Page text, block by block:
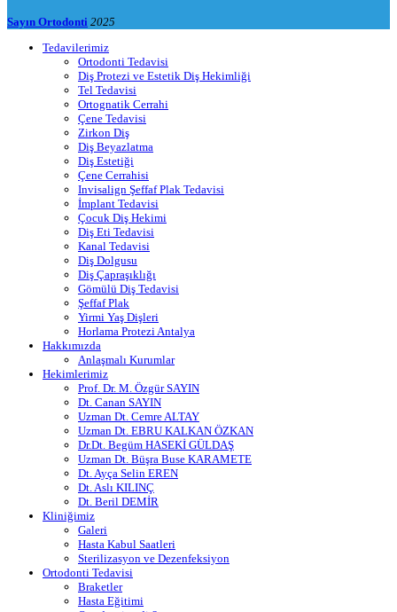
Sayın Ortodonti 2025
Tedavilerimiz
Ortodonti Tedavisi
Diş Protezi ve Estetik Diş Hekimliği
Tel Tedavisi
Ortognatik Cerrahi
Çene Tedavisi
Zirkon Diş
Diş Beyazlatma
Diş Estetiği
Çene Cerrahisi
Invisalign Şeffaf Plak Tedavisi
İmplant Tedavisi
Çocuk Diş Hekimi
Diş Eti Tedavisi
Kanal Tedavisi
Diş Dolgusu
Diş Çapraşıklığı
Gömülü Diş Tedavisi
Şeffaf Plak
Yirmi Yaş Dişleri
Horlama Protezi Antalya
Hakkımızda
Anlaşmalı Kurumlar
Hekimlerimiz
Prof. Dr. M. Özgür SAYIN
Dt. Canan SAYIN
Uzman Dt. Cemre ALTAY
Uzman Dt. EBRU KALKAN ÖZKAN
Dr.Dt. Begüm HASEKİ GÜLDAŞ
Uzman Dt. Büşra Buse KARAMETE
Dt. Ayça Selin EREN
Dt. Aslı KILINÇ
Dt. Beril DEMİR
Kliniğimiz
Galeri
Hasta Kabul Saatleri
Sterilizasyon ve Dezenfeksiyon
Ortodonti Tedavisi
Braketler
Hasta Eğitimi